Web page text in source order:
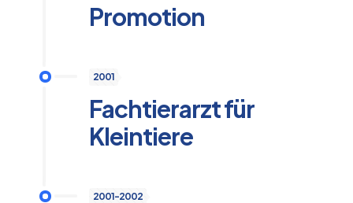
Promotion
2001
Fachtierarzt für
Kleintiere
2001-2002